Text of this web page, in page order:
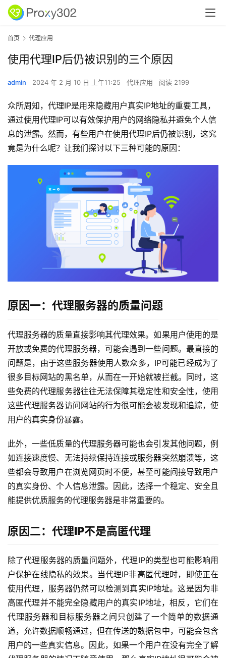
首页 代理应用
使用代理IP后仍被识别的三个原因
admin 2024 年 2 月 10 日 上午11:25 代理应用 阅读 2199
众所周知，代理IP是用来隐藏用户真实IP地址的重要工具，
通过使用代理IP可以有效保护用户的网络隐私并避免个人信
息的泄露。然而，有些用户在使用代理IP后仍被识别，这究
竟是为什么呢？让我们探讨以下三种可能的原因：
原因一：代理服务器的质量问题
代理服务器的质量直接影响其代理效果。如果用户使用的是
开放或免费的代理服务器，可能会遇到一些问题。最直接的
问题是，由于这些服务器使用人数众多，IP可能已经成为了
很多目标网站的黑名单，从而在一开始就被拦截。同时，这
些免费的代理服务器往往无法保障其稳定性和安全性，使用
这些代理服务器访问网站的行为很可能会被发现和追踪，使
用户的真实身份暴露。
此外，一些低质量的代理服务器可能也会引发其他问题，例
如连接速度慢、无法持续保持连接或服务器突然崩溃等，这
些都会导致用户在浏览网页时不便，甚至可能间接导致用户
的真实身份、个人信息泄露。因此，选择一个稳定、安全且
能提供优质服务的代理服务器是非常重要的。
原因二：代理IP不是高匿代理
除了代理服务器的质量问题外，代理IP的类型也可能影响用
户保护在线隐私的效果。当代理IP非高匿代理时，即使正在
使用代理，服务器仍然可以检测到真实IP地址。这是因为非
高匿代理并不能完全隐藏用户的真实IP地址，相反，它们在
代理服务器和目标服务器之间只创建了一个简单的数据通
道，允许数据顺畅通过，但在传送的数据包中，可能会包含
用户的一些真实信息。因此，如果一个用户在没有完全了解